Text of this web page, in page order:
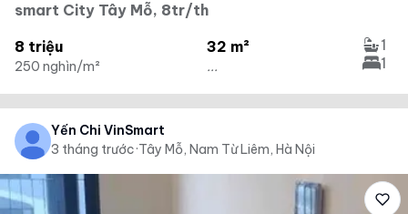
smart City Tây Mỗ, 8tr/th
8 triệu
250 nghìn/m²
32 m²
...
1
1
Yến Chi VinSmart
3 tháng trước·Tây Mỗ, Nam Từ Liêm, Hà Nội